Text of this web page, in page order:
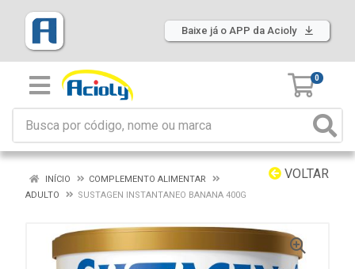
Baixe já o APP da Acioly
0
VOLTAR
INÍCIO
COMPLEMENTO ALIMENTAR
ADULTO
SUSTAGEN INSTANTANEO BANANA 400G